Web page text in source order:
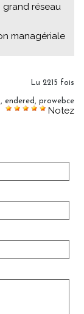
grand réseau
managériale
Lu 2215 fois
, endered, prowebce
Notez